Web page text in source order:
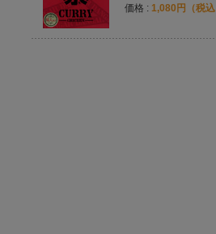
価格 : 1,080円（税